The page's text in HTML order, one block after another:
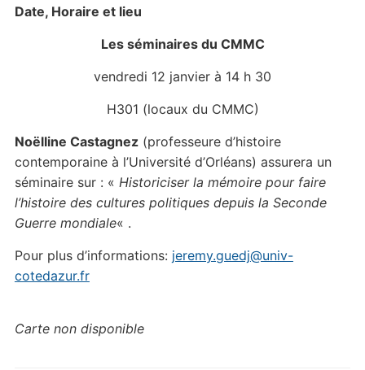
Date, Horaire et lieu
Les séminaires du CMMC
vendredi 12 janvier à 14 h 30
H301 (locaux du CMMC)
Noëlline Castagnez(professeure d’histoire
contemporaine à l’Université d’Orléans) assurera un
séminaire sur : « Historiciser la mémoire pour faire
l’histoire des cultures politiques depuis la Seconde
Guerre mondiale« .
Pour plus d’informations: jeremy.guedj@univ-
cotedazur.fr
Carte non disponible